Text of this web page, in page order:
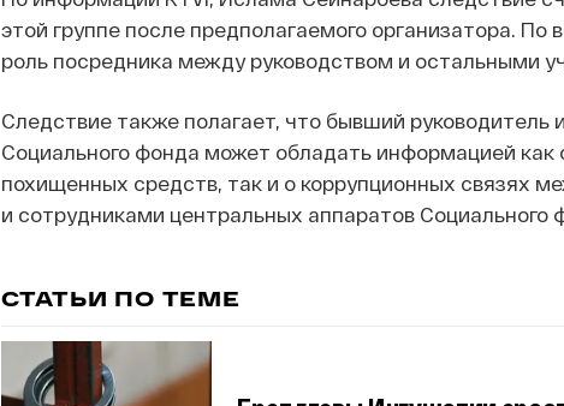
этой группе после предполагаемого организатора. По
роль посредника между руководством и остальными
Следствие также полагает, что бывший руководитель
Социального фонда может обладать информацией как
похищенных средств, так и о коррупционных связях
и сотрудниками центральных аппаратов Социального
СТАТЬИ ПО ТЕМЕ